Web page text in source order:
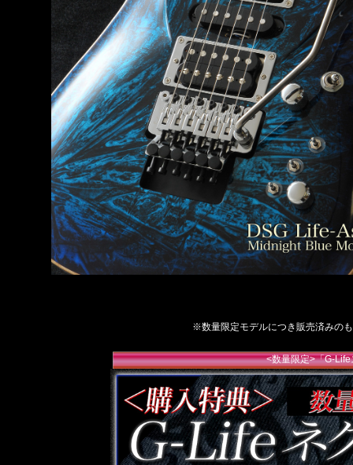
※数量限定モデルにつき販売済みの
<数量限定>「G-